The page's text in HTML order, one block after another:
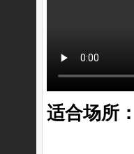
适合场所